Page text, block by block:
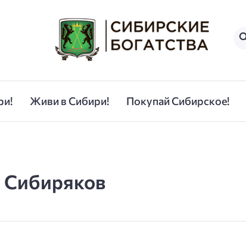
Живи в Сибири! Покупай Сибирское!
Сибиряков